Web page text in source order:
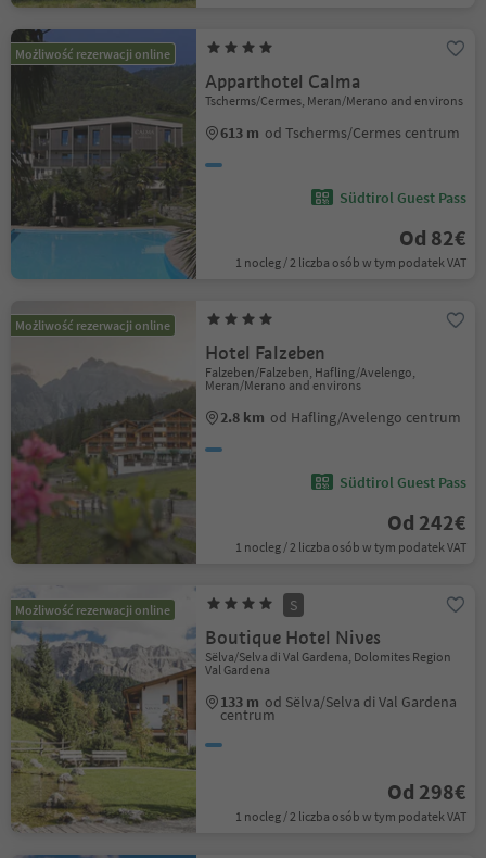
Możliwość rezerwacji online
Apparthotel Calma
Tscherms/Cermes, Meran/Merano and environs
613 m od Tscherms/Cermes centrum
Südtirol Guest Pass
Od 82€
1 nocleg / 2 liczba osób w tym podatek VAT
Możliwość rezerwacji online
Hotel Falzeben
Falzeben/Falzeben, Hafling/Avelengo,
Meran/Merano and environs
2.8 km od Hafling/Avelengo centrum
Südtirol Guest Pass
Od 242€
1 nocleg / 2 liczba osób w tym podatek VAT
Możliwość rezerwacji online S
Boutique Hotel Nives
Sëlva/Selva di Val Gardena, Dolomites Region
Val Gardena
133 m od Sëlva/Selva di Val Gardena
centrum
Od 298€
1 nocleg / 2 liczba osób w tym podatek VAT